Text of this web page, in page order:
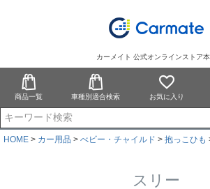
カーメイト 公式オンラインストア
商品一覧 車種別適合検索 お気に入り
HOME カー用品 べビー・チャイルド 抱っこひも
スリー